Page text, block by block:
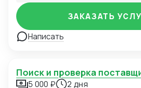
Написать
ЗАКАЗАТЬ
Поиск и проверка
5 000 ₽ 2 дня